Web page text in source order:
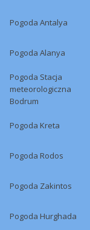
Pogoda Antalya
Pogoda Alanya
Pogoda Stacja
meteorologiczna
Bodrum
Pogoda Kreta
Pogoda Rodos
Pogoda Zakintos
Pogoda Hurghada